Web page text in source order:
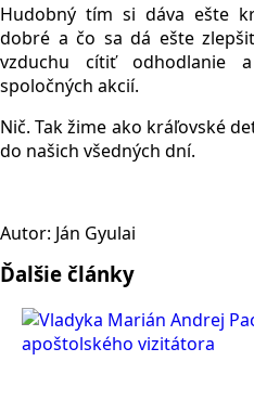
Hudobný tím si dáva ešte
dobré a čo sa dá ešte
vzduchu cítiť odhodlanie
spoločných akcií.
Nič. Tak žime ako kráľovské
do našich všedných dní.
Autor: Ján Gyulai
Ďalšie články